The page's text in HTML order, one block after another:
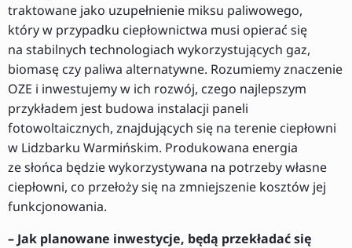
traktowane jako uzupełnienie miksu paliwowego,
który w przypadku ciepłownictwa musi opierać się
na stabilnych technologiach wykorzystujących gaz,
biomasę czy paliwa alternatywne. Rozumiemy znaczenie
OZE i inwestujemy w ich rozwój, czego najlepszym
przykładem jest budowa instalacji paneli
fotowoltaicznych, znajdujących się na terenie ciepłowni
w Lidzbarku Warmińskim. Produkowana energia
ze słońca będzie wykorzystywana na potrzeby własne
ciepłowni, co przełoży się na zmniejszenie kosztów jej
funkcjonowania.
– Jak planowane inwestycje, będą przekładać się